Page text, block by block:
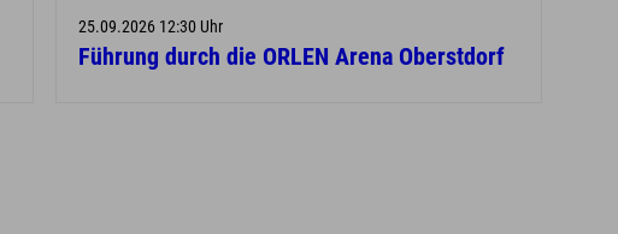
25.09.2026 12:30 Uhr
Führung durch die ORLEN Arena Oberstdorf